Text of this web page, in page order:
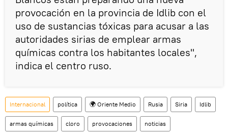
provocación en la provincia de Idlib con el
uso de sustancias tóxicas para acusar a las
autoridades sirias de emplear armas
químicas contra los habitantes locales",
indica el centro ruso.
Internacional política 🌍 Oriente Medio Rusia Siria Idlib
armas químicas cloro provocaciones noticias